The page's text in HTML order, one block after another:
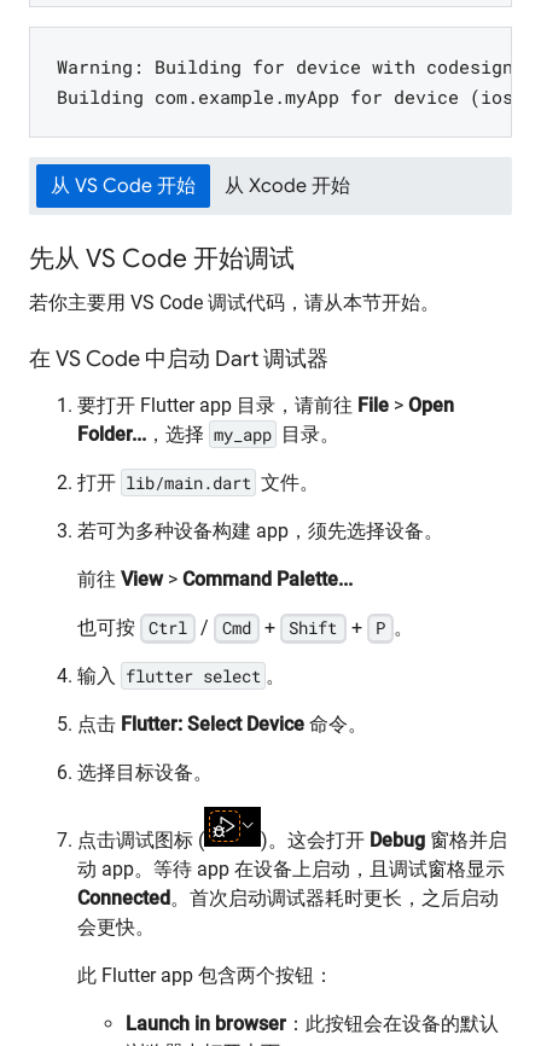
Warning: Building for device with
Building com.example.myApp for device
从 VS Code 开始 从 Xcode 开始
先从 VS Code 开始调试
若你主要用 VS Code 调试代码，请从本节开始。
在 VS Code 中启动 Dart 调试器
要打开 Flutter app 目录，请前往 File > Open
Folder... ，选择 my_app 目录。
打开 lib/main.dart 文件。
若可为多种设备构建 app，须先选择设备。
前往 View > Command Palette...
也可按 Ctrl / Cmd + Shift + P 。
输入 flutter select 。
点击 Flutter: Select Device 命令。
选择目标设备。
点击调试图标 ( )。这会打开 Debug 窗格并启
动 app。等待 app 在设备上启动，且调试窗格显示
Connected。首次启动调试器耗时更长，之后启动
会更快。
此 Flutter app 包含两个按钮：
Launch in browser ：此按钮会在设备的默认